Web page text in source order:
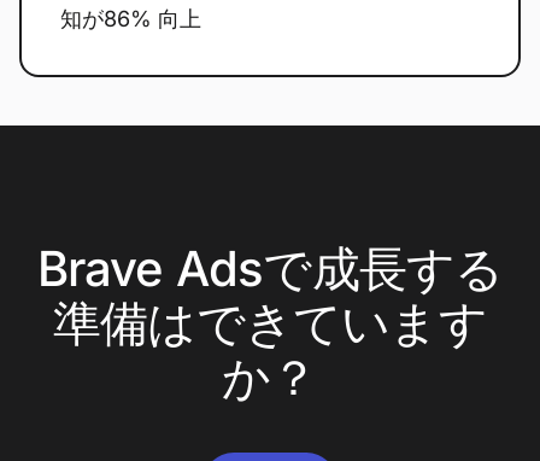
知が86% 向上
Brave Adsで成長する
準備はできています
か？